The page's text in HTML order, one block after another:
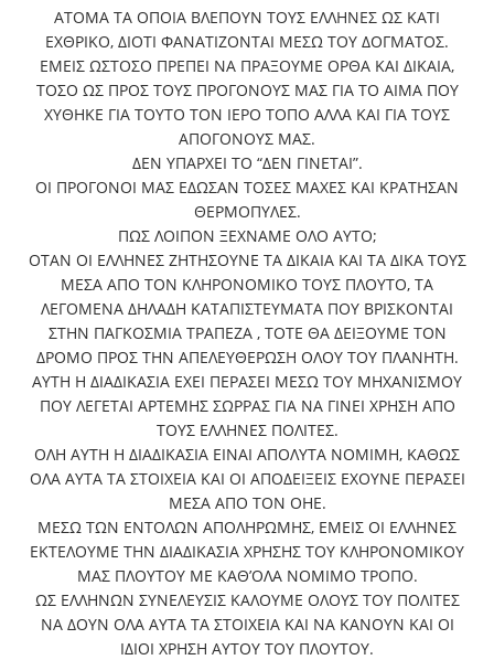
ΑΤΟΜΑ ΤΑ ΟΠΟΙΑ ΒΛΕΠΟΥΝ ΤΟΥΣ ΕΛΛΗΝΕΣ ΩΣ ΚΑΤΙ
ΕΧΘΡΙΚΟ, ΔΙΟΤΙ ΦΑΝΑΤΙΖΟΝΤΑΙ ΜΕΣΩ ΤΟΥ ΔΟΓΜΑΤΟΣ.
ΕΜΕΙΣ ΩΣΤΟΣΟ ΠΡΕΠΕΙ ΝΑ ΠΡΑΞΟΥΜΕ ΟΡΘΑ ΚΑΙ ΔΙΚΑΙΑ,
ΤΟΣΟ ΩΣ ΠΡΟΣ ΤΟΥΣ ΠΡΟΓΟΝΟΥΣ ΜΑΣ ΓΙΑ ΤΟ ΑΙΜΑ ΠΟΥ
ΧΥΘΗΚΕ ΓΙΑ ΤΟΥΤΟ ΤΟΝ ΙΕΡΟ ΤΟΠΟ ΑΛΛΑ ΚΑΙ ΓΙΑ ΤΟΥΣ
ΑΠΟΓΟΝΟΥΣ ΜΑΣ.
ΔΕΝ ΥΠΑΡΧΕΙ ΤΟ “ΔΕΝ ΓΙΝΕΤΑΙ”.
ΟΙ ΠΡΟΓΟΝΟΙ ΜΑΣ ΕΔΩΣΑΝ ΤΟΣΕΣ ΜΑΧΕΣ ΚΑΙ ΚΡΑΤΗΣΑΝ
ΘΕΡΜΟΠΥΛΕΣ.
ΠΩΣ ΛΟΙΠΟΝ ΞΕΧΝΑΜΕ ΟΛΟ ΑΥΤΟ;
ΟΤΑΝ ΟΙ ΕΛΛΗΝΕΣ ΖΗΤΗΣΟΥΝΕ ΤΑ ΔΙΚΑΙΑ ΚΑΙ ΤΑ ΔΙΚΑ ΤΟΥΣ
ΜΕΣΑ ΑΠΟ ΤΟΝ ΚΛΗΡΟΝΟΜΙΚΟ ΤΟΥΣ ΠΛΟΥΤΟ, ΤΑ
ΛΕΓΟΜΕΝΑ ΔΗΛΑΔΗ ΚΑΤΑΠΙΣΤΕΥΜΑΤΑ ΠΟΥ ΒΡΙΣΚΟΝΤΑΙ
ΣΤΗΝ ΠΑΓΚΟΣΜΙΑ ΤΡΑΠΕΖΑ , ΤΟΤΕ ΘΑ ΔΕΙΞΟΥΜΕ ΤΟΝ
ΔΡΟΜΟ ΠΡΟΣ ΤΗΝ ΑΠΕΛΕΥΘΕΡΩΣΗ ΟΛΟΥ ΤΟΥ ΠΛΑΝΗΤΗ.
ΑΥΤΗ Η ΔΙΑΔΙΚΑΣΙΑ ΕΧΕΙ ΠΕΡΑΣΕΙ ΜΕΣΩ ΤΟΥ ΜΗΧΑΝΙΣΜΟΥ
ΠΟΥ ΛΕΓΕΤΑΙ ΑΡΤΕΜΗΣ ΣΩΡΡΑΣ ΓΙΑ ΝΑ ΓΙΝΕΙ ΧΡΗΣΗ ΑΠΟ
ΤΟΥΣ ΕΛΛΗΝΕΣ ΠΟΛΙΤΕΣ.
ΟΛΗ ΑΥΤΗ Η ΔΙΑΔΙΚΑΣΙΑ ΕΙΝΑΙ ΑΠΟΛΥΤΑ ΝΟΜΙΜΗ, ΚΑΘΩΣ
ΟΛΑ ΑΥΤΑ ΤΑ ΣΤΟΙΧΕΙΑ ΚΑΙ ΟΙ ΑΠΟΔΕΙΞΕΙΣ ΕΧΟΥΝΕ ΠΕΡΑΣΕΙ
ΜΕΣΑ ΑΠΟ ΤΟΝ ΟΗΕ.
ΜΕΣΩ ΤΩΝ ΕΝΤΟΛΩΝ ΑΠΟΛΗΡΩΜΗΣ, ΕΜΕΙΣ ΟΙ ΕΛΛΗΝΕΣ
ΕΚΤΕΛΟΥΜΕ ΤΗΝ ΔΙΑΔΙΚΑΣΙΑ ΧΡΗΣΗΣ ΤΟΥ ΚΛΗΡΟΝΟΜΙΚΟΥ
ΜΑΣ ΠΛΟΥΤΟΥ ΜΕ ΚΑΘ’ΟΛΑ ΝΟΜΙΜΟ ΤΡΟΠΟ.
ΩΣ ΕΛΛΗΝΩΝ ΣΥΝΕΛΕΥΣΙΣ ΚΑΛΟΥΜΕ ΟΛΟΥΣ ΤΟΥ ΠΟΛΙΤΕΣ
ΝΑ ΔΟΥΝ ΟΛΑ ΑΥΤΑ ΤΑ ΣΤΟΙΧΕΙΑ ΚΑΙ ΝΑ ΚΑΝΟΥΝ ΚΑΙ ΟΙ
ΙΔΙΟΙ ΧΡΗΣΗ ΑΥΤΟΥ ΤΟΥ ΠΛΟΥΤΟΥ.